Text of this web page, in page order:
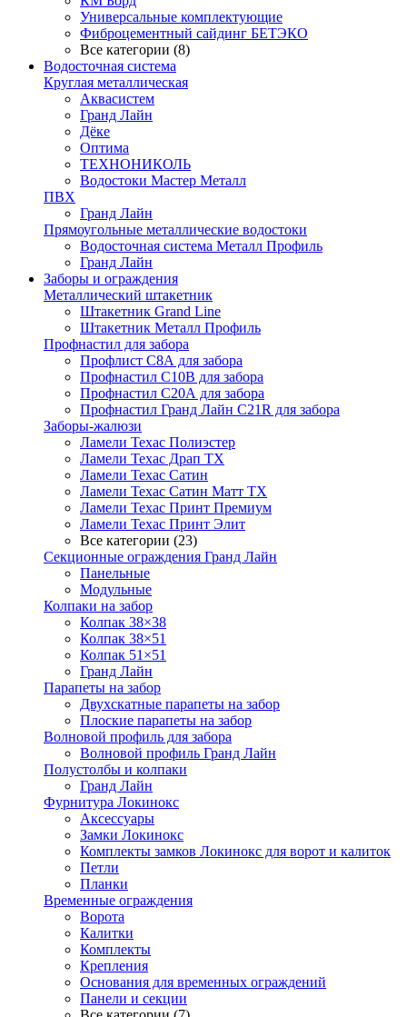
Универсальные комплектующие
Фиброцементный сайдинг БЕТЭКО
Все категории (8)
Водосточная система
Круглая металлическая
Аквасистем
Гранд Лайн
Дёке
Оптима
ТЕХНОНИКОЛЬ
Водостоки Мастер Металл
ПВХ
Гранд Лайн
Прямоугольные металлические водостоки
Водосточная система Металл Профиль
Гранд Лайн
Заборы и ограждения
Металлический штакетник
Штакетник Grand Line
Штакетник Металл Профиль
Профнастил для забора
Профлист С8А для забора
Профнастил С10В для забора
Профнастил С20А для забора
Профнастил Гранд Лайн С21R для забора
Заборы-жалюзи
Ламели Техас Полиэстер
Ламели Техас Драп ТХ
Ламели Техас Сатин
Ламели Техас Сатин Матт ТХ
Ламели Техас Принт Премиум
Ламели Техас Принт Элит
Все категории (23)
Секционные ограждения Гранд Лайн
Панельные
Модульные
Колпаки на забор
Колпак 38×38
Колпак 38×51
Колпак 51×51
Гранд Лайн
Парапеты на забор
Двухскатные парапеты на забор
Плоские парапеты на забор
Волновой профиль для забора
Волновой профиль Гранд Лайн
Полустолбы и колпаки
Гранд Лайн
Фурнитура Локинокс
Аксессуары
Замки Локинокс
Комплекты замков Локинокс для ворот и калиток
Петли
Планки
Временные ограждения
Ворота
Калитки
Комплекты
Крепления
Основания для временных ограждений
Панели и секции